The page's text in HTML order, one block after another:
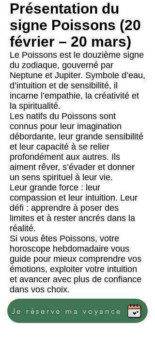
Présentation du
signe Poissons (20
février – 20 mars)
Le Poissons est le douzième signe
du zodiaque, gouverné par
Neptune et Jupiter. Symbole d’eau,
d’intuition et de sensibilité, il
incarne l’empathie, la créativité et
la spiritualité.
Les natifs du Poissons sont
connus pour leur imagination
débordante, leur grande sensibilité
et leur capacité à se relier
profondément aux autres. Ils
aiment rêver, s’évader et donner
un sens spirituel à leur vie.
Leur grande force : leur
compassion et leur intuition. Leur
défi : apprendre à poser des
limites et à rester ancrés dans la
réalité.
Si vous êtes Poissons, votre
horoscope hebdomadaire vous
guide pour mieux comprendre vos
émotions, exploiter votre intuition
et avancer avec plus de confiance
dans vos choix.
Je réserve ma voyance